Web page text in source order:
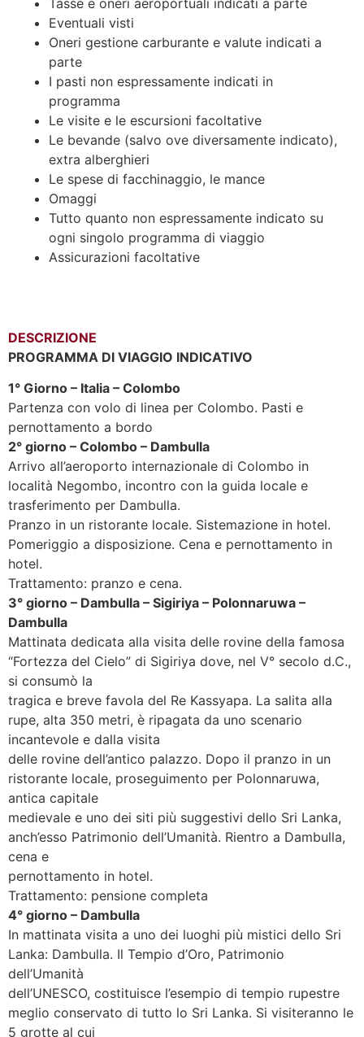
Tasse e oneri aeroportuali indicati a parte
Eventuali visti
Oneri gestione carburante e valute indicati a
parte
I pasti non espressamente indicati in
programma
Le visite e le escursioni facoltative
Le bevande (salvo ove diversamente indicato),
extra alberghieri
Le spese di facchinaggio, le mance
Omaggi
Tutto quanto non espressamente indicato su
ogni singolo programma di viaggio
Assicurazioni facoltative
DESCRIZIONE
PROGRAMMA DI VIAGGIO INDICATIVO
1° Giorno – Italia – Colombo
Partenza con volo di linea per Colombo. Pasti e
pernottamento a bordo
2° giorno – Colombo – Dambulla
Arrivo all’aeroporto internazionale di Colombo in
località Negombo, incontro con la guida locale e
trasferimento per Dambulla.
Pranzo in un ristorante locale. Sistemazione in hotel.
Pomeriggio a disposizione. Cena e pernottamento in
hotel.
Trattamento: pranzo e cena.
3° giorno – Dambulla – Sigiriya – Polonnaruwa –
Dambulla
Mattinata dedicata alla visita delle rovine della famosa
“Fortezza del Cielo” di Sigiriya dove, nel V° secolo d.C.,
si consumò la
tragica e breve favola del Re Kassyapa. La salita alla
rupe, alta 350 metri, è ripagata da uno scenario
incantevole e dalla visita
delle rovine dell’antico palazzo. Dopo il pranzo in un
ristorante locale, proseguimento per Polonnaruwa,
antica capitale
medievale e uno dei siti più suggestivi dello Sri Lanka,
anch’esso Patrimonio dell’Umanità. Rientro a Dambulla,
cena e
pernottamento in hotel.
Trattamento: pensione completa
4° giorno – Dambulla
In mattinata visita a uno dei luoghi più mistici dello Sri
Lanka: Dambulla. Il Tempio d’Oro, Patrimonio
dell’Umanità
dell’UNESCO, costituisce l’esempio di tempio rupestre
meglio conservato di tutto lo Sri Lanka. Si visiteranno le
5 grotte al cui